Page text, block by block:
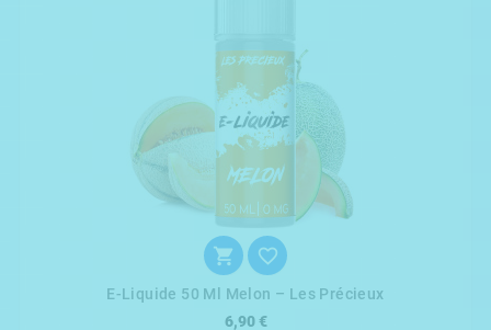
 
E-Liquide 50 Ml Melon – Les Précieux
6,90 €